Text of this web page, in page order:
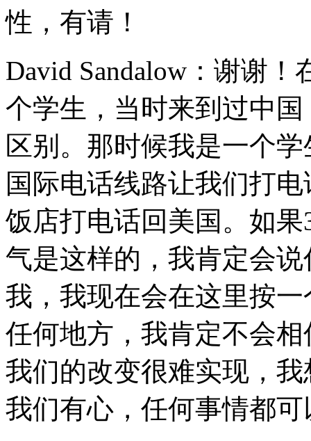
性，有请！
David Sandalow：谢谢
个学生，当时来到过中
区别。那时候我是一个
国际电话线路让我们打
饭店打电话回美国。如
气是这样的，我肯定会
我，我现在会在这里按
任何地方，我肯定不会
我们的改变很难实现，
我们有心，任何事情都